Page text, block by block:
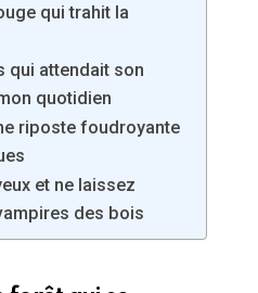
qui trahit la
qui attendait son
quotidien
riposte foudroyante
et ne laissez
des bois